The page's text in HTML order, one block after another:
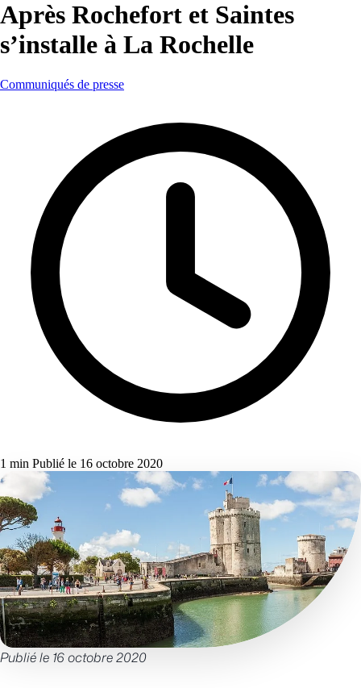
Après Rochefort et Saintes
s’installe à La Rochelle
Communiqués de presse
1 min Publié le 16 octobre 2020
Publié le 16 octobre 2020